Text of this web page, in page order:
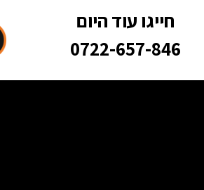
חייגו עוד היום
0722-657-846